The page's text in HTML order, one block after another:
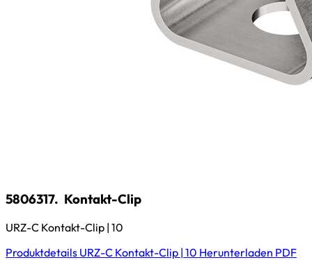
5806317. Kontakt-Clip
URZ-C Kontakt-Clip | 10
Produktdetails URZ-C Kontakt-Clip | 10 Herunterladen PDF